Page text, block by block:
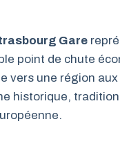
Gare
point de chute
vers une région
historique,